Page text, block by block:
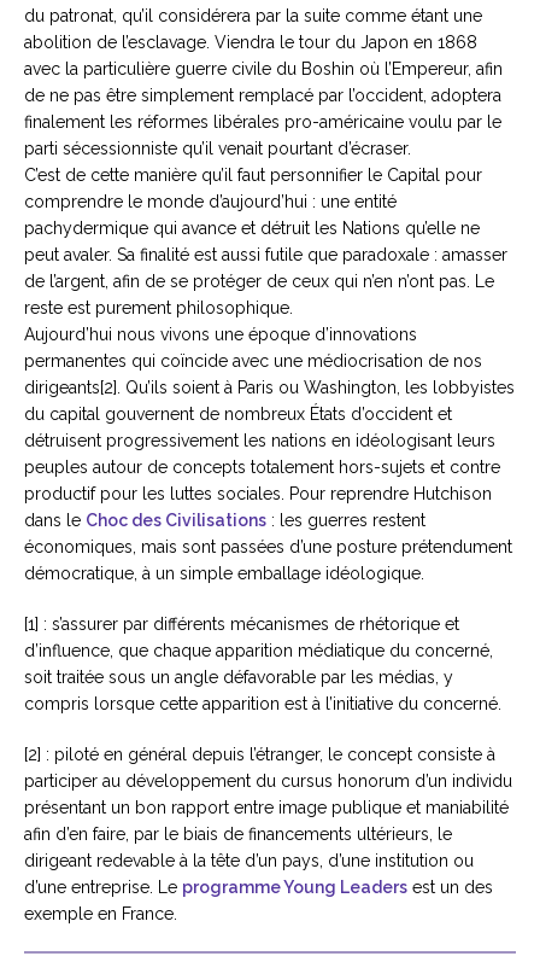
du patronat, qu’il considérera par la suite comme étant une
abolition de l’esclavage. Viendra le tour du Japon en 1868
avec la particulière guerre civile du Boshin où l’Empereur, afin
de ne pas être simplement remplacé par l’occident, adoptera
finalement les réformes libérales pro-américaine voulu par le
parti sécessionniste qu’il venait pourtant d’écraser.
C’est de cette manière qu’il faut personnifier le Capital pour
comprendre le monde d’aujourd’hui : une entité
pachydermique qui avance et détruit les Nations qu’elle ne
peut avaler. Sa finalité est aussi futile que paradoxale : amasser
de l’argent, afin de se protéger de ceux qui n’en n’ont pas. Le
reste est purement philosophique.
Aujourd’hui nous vivons une époque d’innovations
permanentes qui coïncide avec une médiocrisation de nos
dirigeants[2]. Qu’ils soient à Paris ou Washington, les lobbyistes
du capital gouvernent de nombreux États d’occident et
détruisent progressivement les nations en idéologisant leurs
peuples autour de concepts totalement hors-sujets et contre
productif pour les luttes sociales. Pour reprendre Hutchison
dans le Choc des Civilisations : les guerres restent
économiques, mais sont passées d’une posture prétendument
démocratique, à un simple emballage idéologique.
[1] : s’assurer par différents mécanismes de rhétorique et
d’influence, que chaque apparition médiatique du concerné,
soit traitée sous un angle défavorable par les médias, y
compris lorsque cette apparition est à l’initiative du concerné.
[2] : piloté en général depuis l’étranger, le concept consiste à
participer au développement du cursus honorum d’un individu
présentant un bon rapport entre image publique et maniabilité
afin d’en faire, par le biais de financements ultérieurs, le
dirigeant redevable à la tête d’un pays, d’une institution ou
d’une entreprise. Le programme Young Leaders est un des
exemple en France.